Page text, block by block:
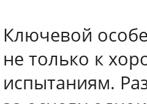
Ключевой
не только к
испытаниям.